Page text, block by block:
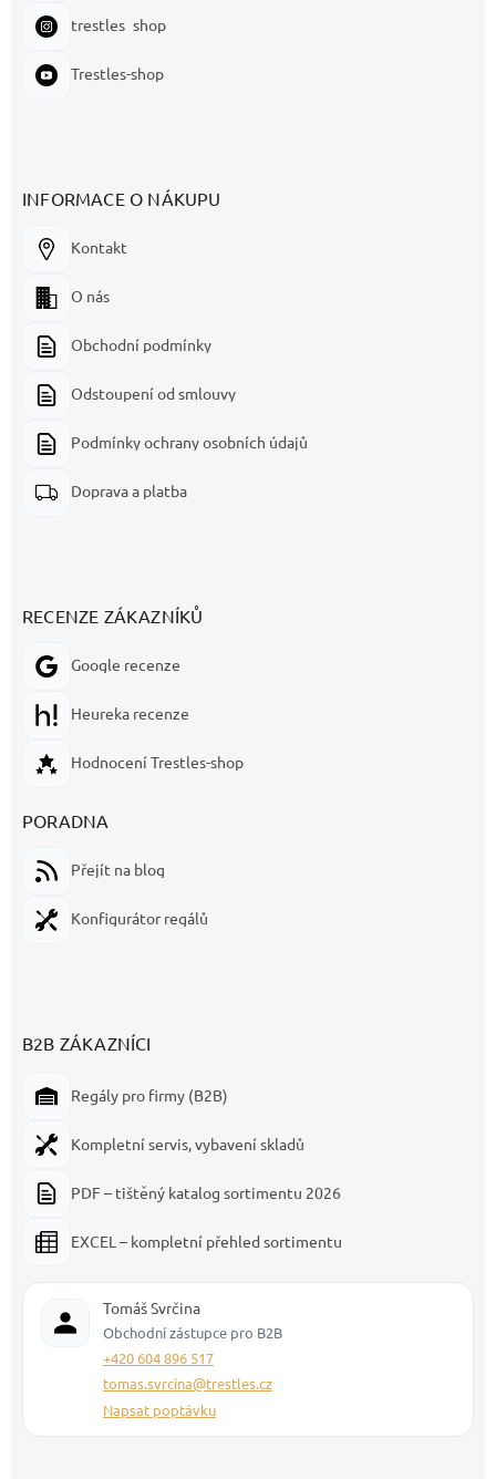
trestles_shop
Trestles-shop
INFORMACE O NÁKUPU
Kontakt
O nás
Obchodní podmínky
Odstoupení od smlouvy
Podmínky ochrany osobních údajů
Doprava a platba
RECENZE ZÁKAZNÍKŮ
Google recenze
Heureka recenze
Hodnocení Trestles-shop
PORADNA
Přejít na blog
Konfigurátor regálů
B2B ZÁKAZNÍCI
Regály pro firmy (B2B)
Kompletní servis, vybavení skladů
PDF – tištěný katalog sortimentu 2026
EXCEL – kompletní přehled sortimentu
Tomáš Svrčina
Obchodní zástupce pro B2B
+420 604 896 517
tomas.svrcina@trestles.cz
Napsat poptávku